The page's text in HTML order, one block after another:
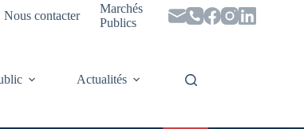
Nous contacter
Marchés
Publics
Actualités